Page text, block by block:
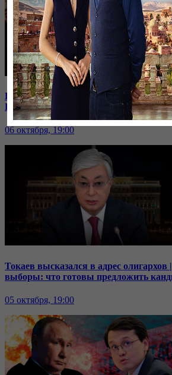
В Иране к протестующим
Кто из политиков готов встать в
06 октября, 19:00
Токаев высказался в адрес олигархов
выборы: что готовы предложить
05 октября, 19:00